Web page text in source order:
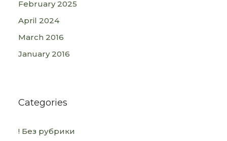
February 2025
April 2024
March 2016
January 2016
Categories
! Без рубрики